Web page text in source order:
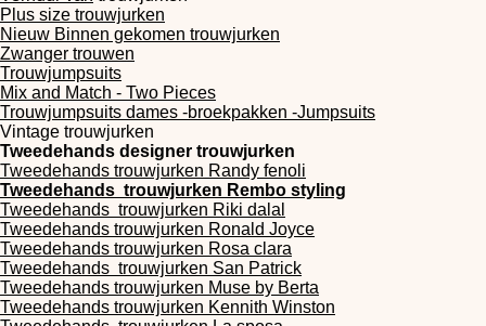
Plus size trouwjurken
Nieuw Binnen gekomen trouwjurken
Zwanger trouwen
Trouwjumpsuits
Mix and Match - Two Pieces
Trouwjumpsuits dames -broekpakken -Jumpsuits
Vintage trouwjurken
Tweedehands designer trouwjurken
Tweedehands trouwjurken Randy fenoli
Tweedehands trouwjurken Rembo styling
Tweedehands trouwjurken Riki dalal
Tweedehands trouwjurken Ronald Joyce
Tweedehands trouwjurken Rosa clara
Tweedehands trouwjurken San Patrick
Tweedehands trouwjurken Muse by Berta
Tweedehands trouwjurken Kennith Winston